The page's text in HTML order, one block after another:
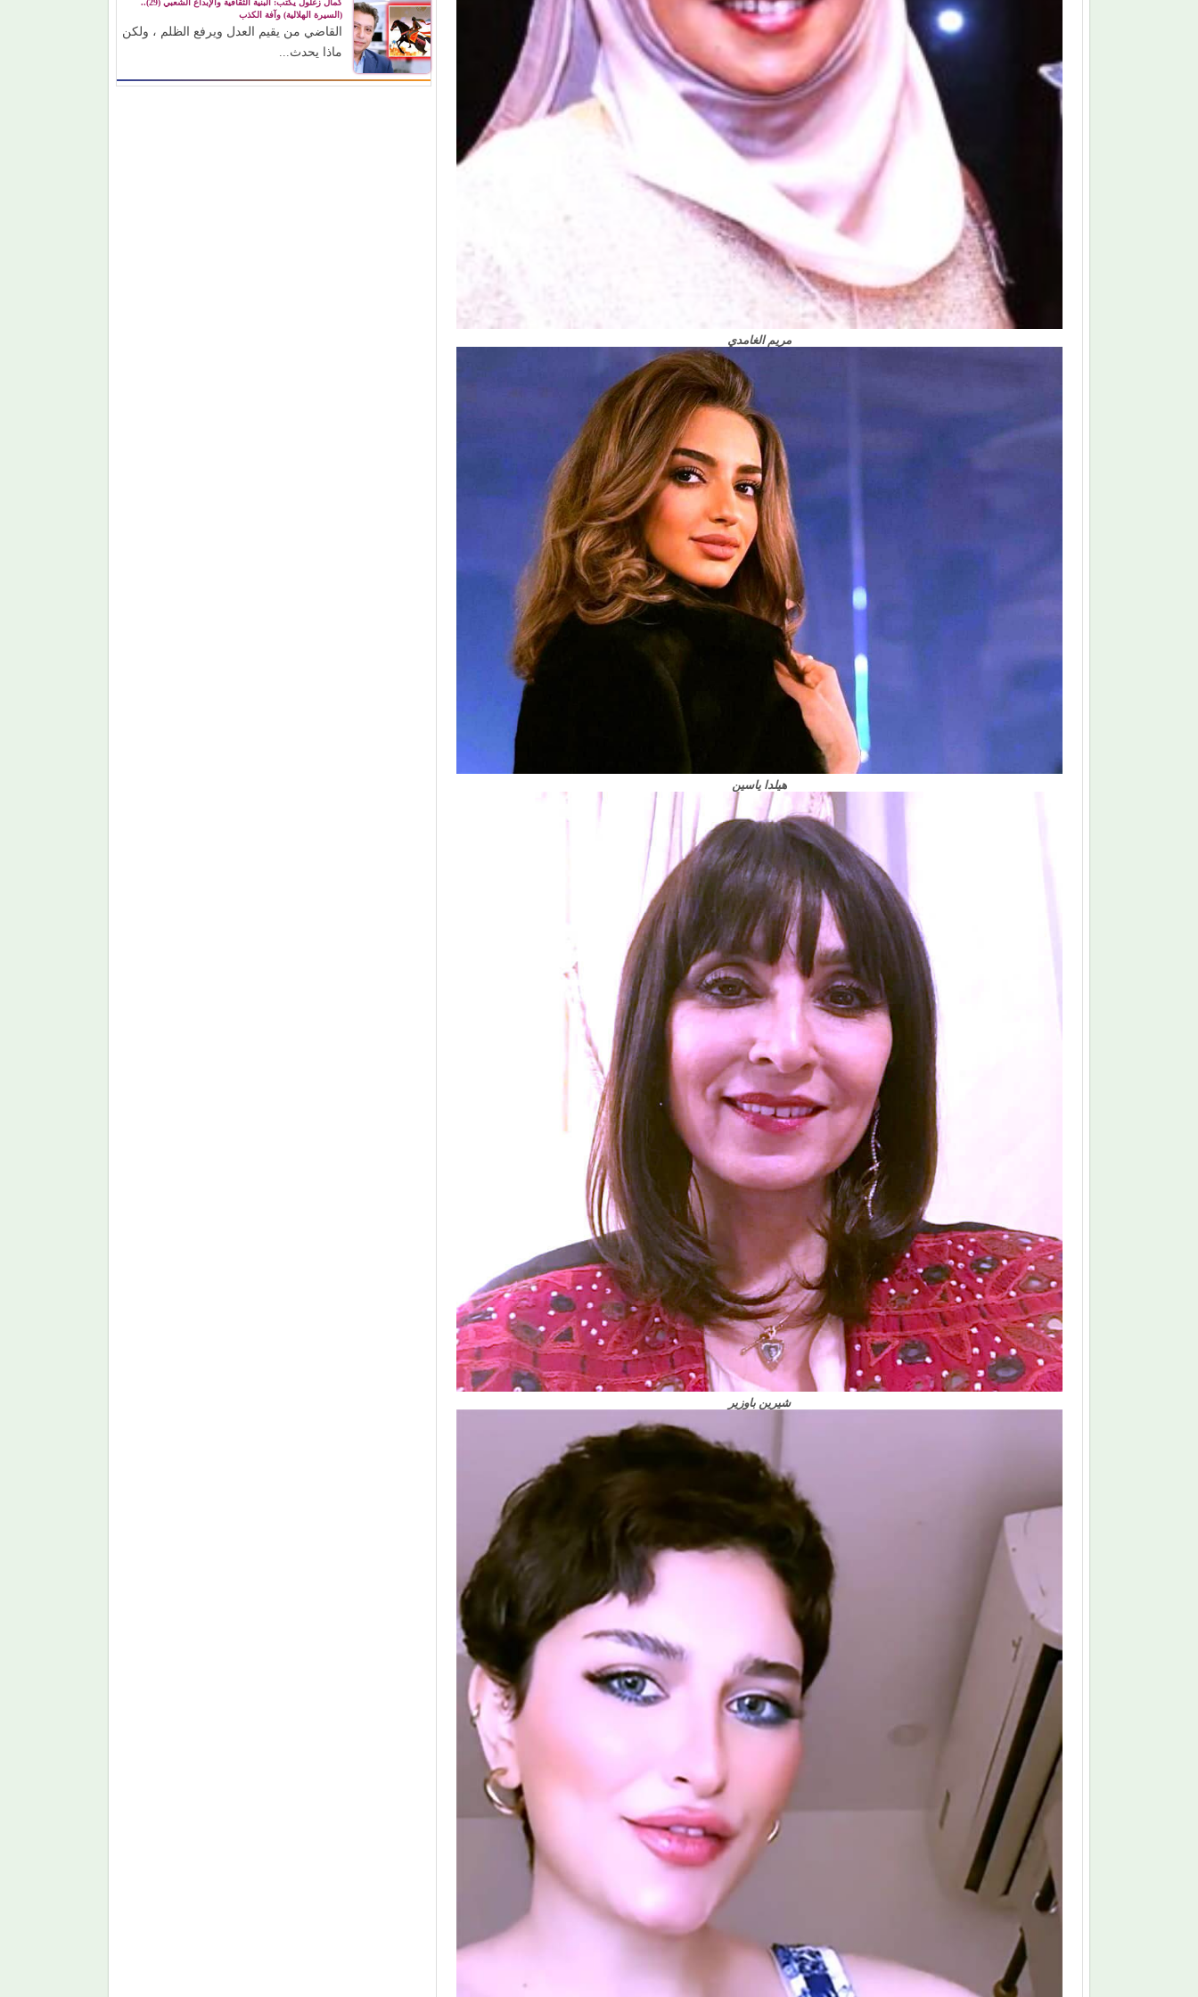
مريم الغامدي
هيلدا ياسين
شيرين باوزير
كمال زغلول يكتب: البنية الثقافية والإبداع الشعبي (29)..
(السيرة الهلالية) وآفة الكذب
القاضي من يقيم العدل ويرفع الظلم ، ولكن
ماذا يحدث...